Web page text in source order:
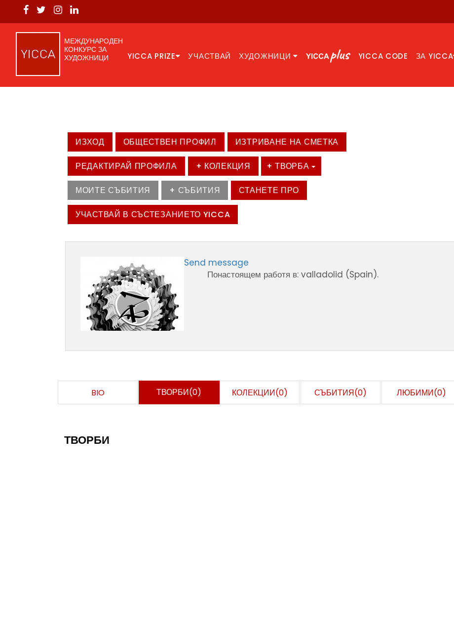
МЕЖДУНАРОДЕН
КОНКУРС ЗА
ХУДОЖНИЦИ
YICCA PRIZE УЧАСТВАЙ ХУДОЖНИЦИ YICCA CODE ЗА YICCA
ИЗХОД ОБЩЕСТВЕН ПРОФИЛ ИЗТРИВАНЕ НА СМЕТКА
РЕДАКТИРАЙ ПРОФИЛА + КОЛЕКЦИЯ + ТВОРБА
МОИТЕ СЪБИТИЯ + СЪБИТИЯ СТАНЕТЕ ПРО
УЧАСТВАЙ В СЪСТЕЗАНИЕТО YICCA
Send message
Понастоящем работя в: valladolid (Spain).
BIO ТВОРБИ(0) КОЛЕКЦИИ(0) СЪБИТИЯ(0) ЛЮБИМИ(0)
ТВОРБИ